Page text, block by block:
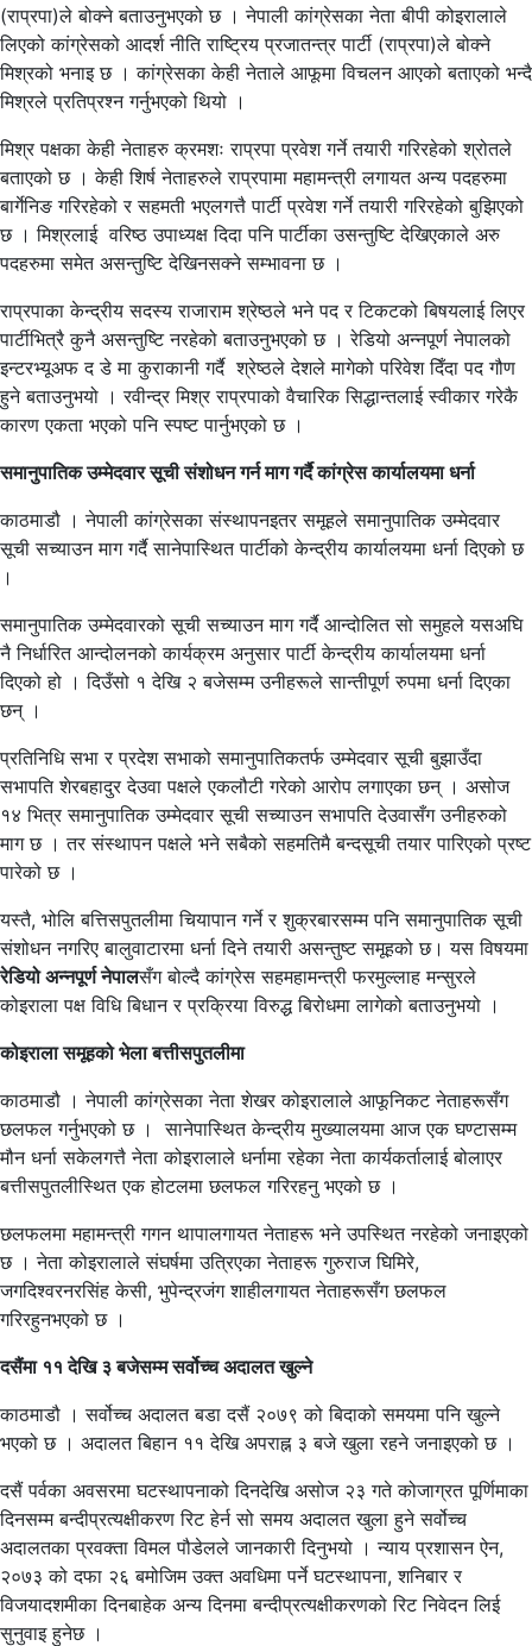
(राप्रपा)ले बोक्ने बताउनुभएको छ । नेपाली कांग्रेसका नेता बीपी कोइरालाले
लिएको कांग्रेसको आदर्श नीति राष्ट्रिय प्रजातन्त्र पार्टी (राप्रपा)ले बोक्ने
मिश्रको भनाइ छ । कांग्रेसका केही नेताले आफूमा विचलन आएको बताएको भन्दै
मिश्रले प्रतिप्रश्न गर्नुभएको थियो ।
मिश्र पक्षका केही नेताहरु क्रमशः राप्रपा प्रवेश गर्ने तयारी गरिरहेको श्रोतले
बताएको छ । केही शिर्ष नेताहरुले राप्रपामा महामन्त्री लगायत अन्य पदहरुमा
बार्गेनिङ गरिरहेको र सहमती भएलगत्तै पार्टी प्रवेश गर्ने तयारी गरिरहेको बुझिएको
छ । मिश्रलाई वरिष्ठ उपाध्यक्ष दिदा पनि पार्टीका उसन्तुष्टि देखिएकाले अरु
पदहरुमा समेत असन्तुष्टि देखिनसक्ने सम्भावना छ ।
राप्रपाका केन्द्रीय सदस्य राजाराम श्रेष्ठले भने पद र टिकटको बिषयलाई लिएर
पार्टीभित्रै कुनै असन्तुष्टि नरहेको बताउनुभएको छ । रेडियो अन्नपूर्ण नेपालको
इन्टरभ्यूअफ द डे मा कुराकानी गर्दै श्रेष्ठले देशले मागेको परिवेश दिँदा पद गौण
हुने बताउनुभयो । रवीन्द्र मिश्र राप्रपाको वैचारिक सिद्धान्तलाई स्वीकार गरेकै
कारण एकता भएको पनि स्पष्ट पार्नुभएको छ ।
समानुपातिक उम्मेदवार सूची संशोधन गर्न माग गर्दै कांग्रेस कार्यालयमा धर्ना
काठमाडौ । नेपाली कांग्रेसका संस्थापनइतर समूहले समानुपातिक उम्मेदवार
सूची सच्याउन माग गर्दै सानेपास्थित पार्टीको केन्द्रीय कार्यालयमा धर्ना दिएको छ
।
समानुपातिक उम्मेदवारको सूची सच्याउन माग गर्दै आन्दोलित सो समुहले यसअघि
नै निर्धारित आन्दोलनको कार्यक्रम अनुसार पार्टी केन्द्रीय कार्यालयमा धर्ना
दिएको हो । दिउँसो १ देखि २ बजेसम्म उनीहरूले सान्तीपूर्ण रुपमा धर्ना दिएका
छन् ।
प्रतिनिधि सभा र प्रदेश सभाको समानुपातिकतर्फ उम्मेदवार सूची बुझाउँदा
सभापति शेरबहादुर देउवा पक्षले एकलौटी गरेको आरोप लगाएका छन् । असोज
१४ भित्र समानुपातिक उम्मेदवार सूची सच्याउन सभापति देउवासँग उनीहरुको
माग छ । तर संस्थापन पक्षले भने सबैको सहमतिमै बन्दसूची तयार पारिएको प्रष्ट
पारेको छ ।
यस्तै, भोलि बत्तिसपुतलीमा चियापान गर्ने र शुक्रबारसम्म पनि समानुपातिक सूची
संशोधन नगरिए बालुवाटारमा धर्ना दिने तयारी असन्तुष्ट समूहको छ। यस विषयमा
रेडियो अन्नपूर्ण नेपालसँग बोल्दै कांग्रेस सहमहामन्त्री फरमुल्लाह मन्सुरले
कोइराला पक्ष विधि बिधान र प्रक्रिया विरुद्ध बिरोधमा लागेको बताउनुभयो ।
कोइराला समूहको भेला बत्तीसपुतलीमा
काठमाडौ । नेपाली कांग्रेसका नेता शेखर कोइरालाले आफूनिकट नेताहरूसँग
छलफल गर्नुभएको छ । सानेपास्थित केन्द्रीय मुख्यालयमा आज एक घण्टासम्म
मौन धर्ना सकेलगत्तै नेता कोइरालाले धर्नामा रहेका नेता कार्यकर्तालाई बोलाएर
बत्तीसपुतलीस्थित एक होटलमा छलफल गरिरहनु भएको छ ।
छलफलमा महामन्त्री गगन थापालगायत नेताहरू भने उपस्थित नरहेको जनाइएको
छ । नेता कोइरालाले संघर्षमा उत्रिएका नेताहरू गुरुराज घिमिरे,
जगदिश्वरनरसिंह केसी, भुपेन्द्रजंग शाहीलगायत नेताहरूसँग छलफल
गरिरहुनभएको छ ।
दसैंमा ११ देखि ३ बजेसम्म सर्वोच्च अदालत खुल्ने
काठमाडौ । सर्वोच्च अदालत बडा दसैं २०७९ को बिदाको समयमा पनि खुल्ने
भएको छ । अदालत बिहान ११ देखि अपराह्न ३ बजे खुला रहने जनाइएको छ ।
दसैं पर्वका अवसरमा घटस्थापनाको दिनदेखि असोज २३ गते कोजाग्रत पूर्णिमाका
दिनसम्म बन्दीप्रत्यक्षीकरण रिट हेर्न सो समय अदालत खुला हुने सर्वोच्च
अदालतका प्रवक्ता विमल पौडेलले जानकारी दिनुभयो । न्याय प्रशासन ऐन,
२०७३ को दफा २६ बमोजिम उक्त अवधिमा पर्ने घटस्थापना, शनिबार र
विजयादशमीका दिनबाहेक अन्य दिनमा बन्दीप्रत्यक्षीकरणको रिट निवेदन लिई
सुनुवाइ हुनेछ ।